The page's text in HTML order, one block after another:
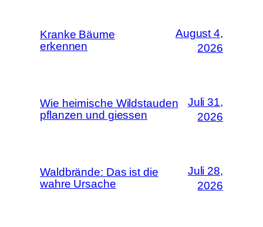
Kranke Bäume
erkennen
August 4,
2026
Wie heimische Wildstauden
pflanzen und giessen
Juli 31,
2026
Waldbrände: Das ist die
wahre Ursache
Juli 28,
2026